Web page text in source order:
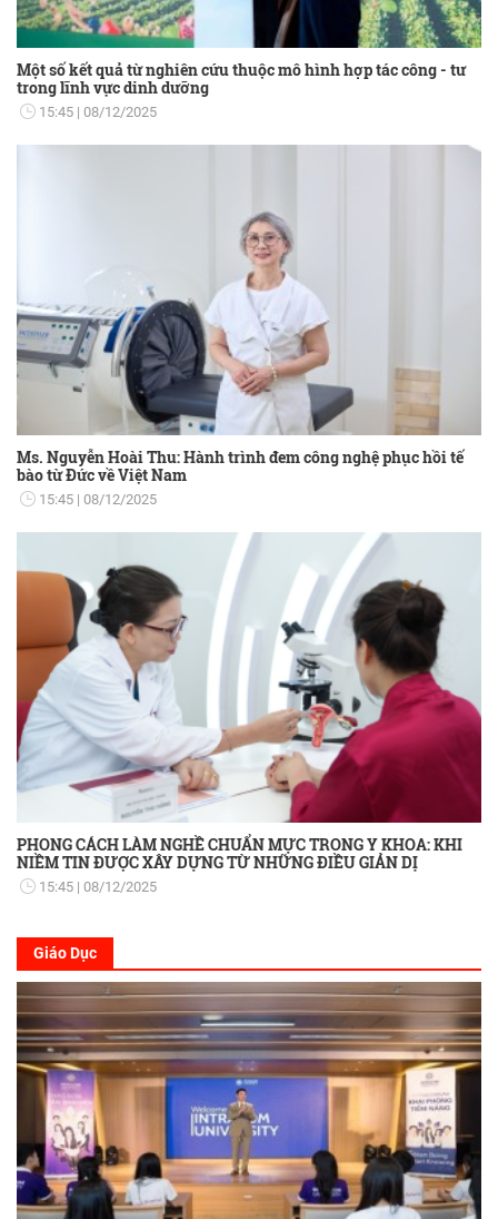
Một số kết quả từ nghiên cứu thuộc mô hình hợp tác công - tư
trong lĩnh vực dinh dưỡng
15:45 08/12/2025
Ms. Nguyễn Hoài Thu: Hành trình đem công nghệ phục hồi tế
bào từ Đức về Việt Nam
15:45 08/12/2025
PHONG CÁCH LÀM NGHỀ CHUẨN MỰC TRONG Y KHOA: KHI
NIỀM TIN ĐƯỢC XÂY DỰNG TỪ NHỮNG ĐIỀU GIẢN DỊ
15:45 08/12/2025
Giáo Dục